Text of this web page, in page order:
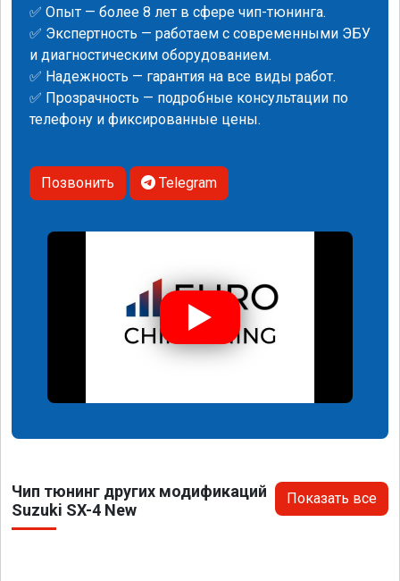
✅ Опыт — более 8 лет в сфере чип-тюнинга.
✅ Экспертность — работаем с современными ЭБУ
и диагностическим оборудованием.
✅ Надежность — гарантия на все виды работ.
✅ Прозрачность — подробные консультации по
телефону и фиксированные цены.
Позвонить Telegram
Чип тюнинг других модификаций
Suzuki SX-4 New
Показать все